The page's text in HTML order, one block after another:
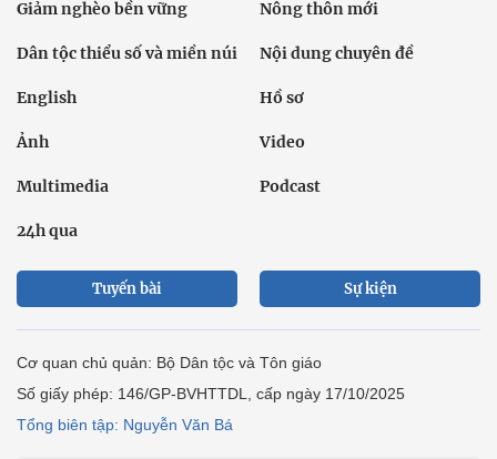
Giảm nghèo bền vững Nông thôn mới
Dân tộc thiểu số và miền núi Nội dung chuyên đề
English Hồ sơ
Ảnh Video
Multimedia Podcast
24h qua
Tuyến bài Sự kiện
Cơ quan chủ quản: Bộ Dân tộc và Tôn giáo
Số giấy phép: 146/GP-BVHTTDL, cấp ngày 17/10/2025
Tổng biên tập: Nguyễn Văn Bá